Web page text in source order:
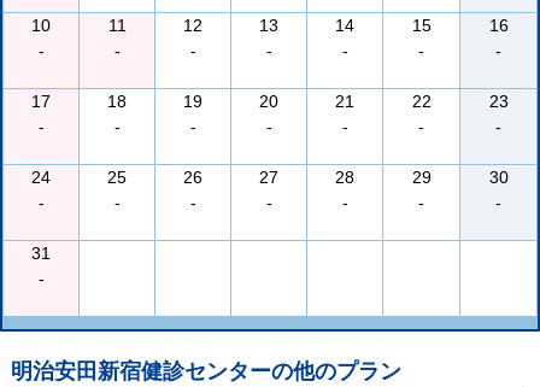
10
-
11
-
12
-
13
-
14
-
15
-
16
-
17
-
18
-
19
-
20
-
21
-
22
-
23
-
24
-
25
-
26
-
27
-
28
-
29
-
30
-
31
-
明治安田新宿健診センターの他のプラン